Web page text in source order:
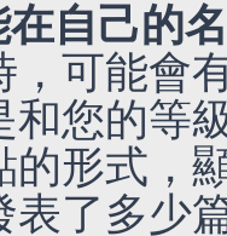
自己的
，可能會
和您的等
的形式，
表了多少